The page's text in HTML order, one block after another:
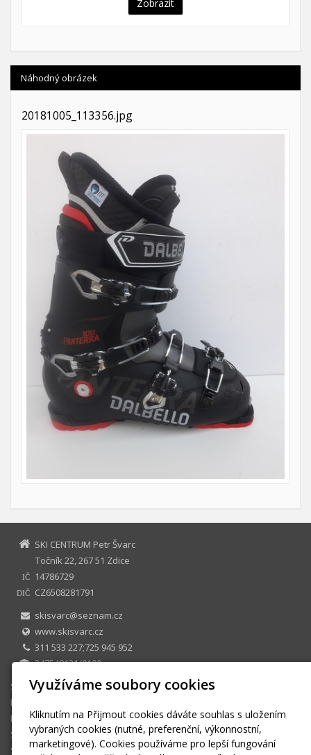
Zobrazit
Náhodný obrázek
20181005_113356.jpg
SKI CENTRUM Petr Švarc
Točník 22, 267 51 Zdice
IČ 14786729
DIČ
CZ6508281791
skisvarc@seznam.cz
www.skisvarc.cz
311 533 227;725 945 952
247548131/0100
SKI CENTRUM Petr Švarc
E-shop
Půjčovna
Sezonní půjčovné
Skiservis
Využíváme soubory cookies
Kliknutím na Přijmout cookies dáváte souhlas s uložením
vybraných cookies (nutné, preferenční, výkonnostní,
marketingové). Cookies používáme pro lepší fungování